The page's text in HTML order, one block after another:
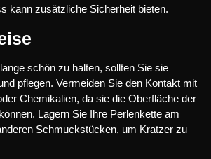
kann zusätzliche Sicherheit bieten.
schön zu halten, sollten Sie sie
pflegen. Vermeiden Sie den Kontakt mit
Chemikalien, da sie die Oberfläche der
Lagern Sie Ihre Perlenkette am
Schmuckstücken, um Kratzer zu